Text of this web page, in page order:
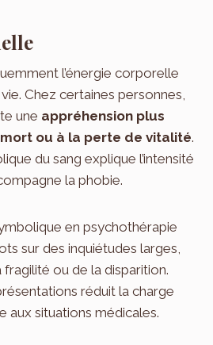
l’énergie corporelle
Chez certaines personnes,
une appréhension plus
ou à la perte de vitalité.
du sang explique l’intensité
la phobie.
en psychothérapie
sur des inquiétudes larges,
ou de la disparition.
réduit la charge
aux situations médicales.